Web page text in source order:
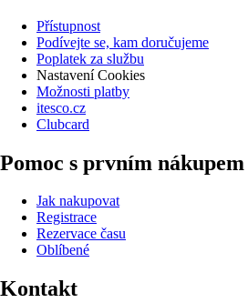
Přístupnost
Podívejte se, kam doručujeme
Poplatek za službu
Nastavení Cookies
Možnosti platby
itesco.cz
Clubcard
Pomoc s prvním nákupem
Jak nakupovat
Registrace
Rezervace času
Oblíbené
Kontakt